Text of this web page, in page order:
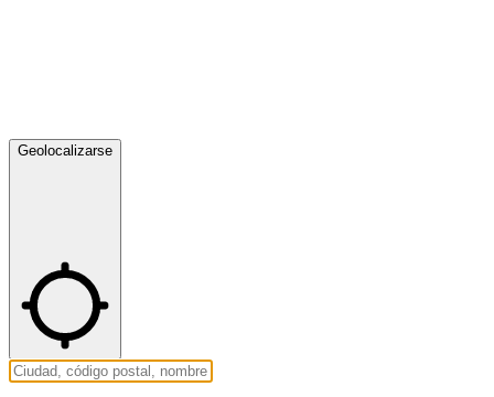
Geolocalizarse